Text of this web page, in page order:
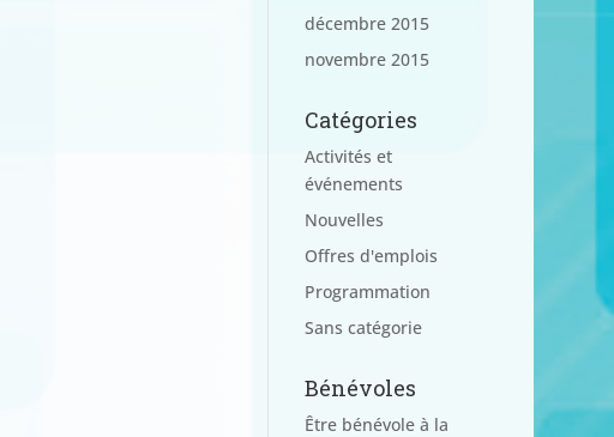
décembre 2015
novembre 2015
Catégories
Activités et
événements
Nouvelles
Offres d'emplois
Programmation
Sans catégorie
Bénévoles
Être bénévole à la